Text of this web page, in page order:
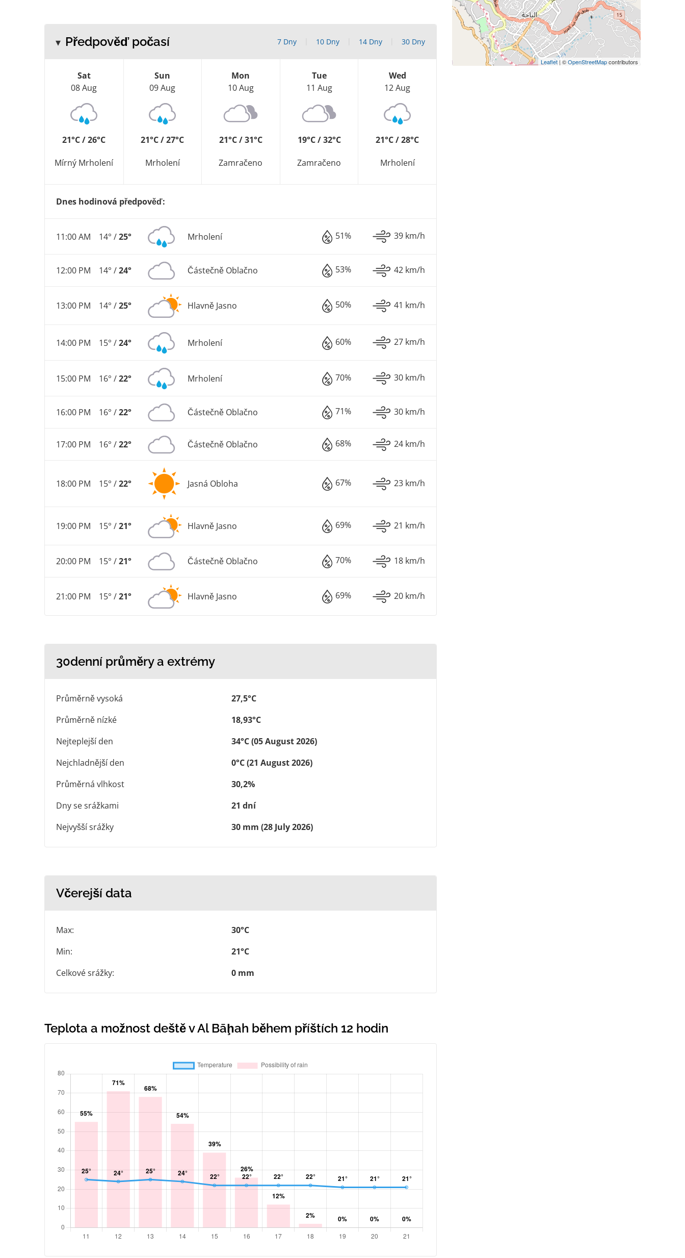
Předpověď počasí 7 Dny 10 Dny 14 Dny 30 Dny
Sat
08 Aug
21°C / 26°C
Mírný Mrholení
Sun
09 Aug
21°C / 27°C
Mrholení
Mon
10 Aug
21°C / 31°C
Zamračeno
Tue
11 Aug
19°C / 32°C
Zamračeno
Wed
12 Aug
21°C / 28°C
Mrholení
Dnes hodinová předpověď:
11:00 AM 14° /25° Mrholení 51% 39 km/h
12:00 PM 14° /24° Částečně Oblačno 53% 42 km/h
13:00 PM 14° /25° Hlavně Jasno 50% 41 km/h
14:00 PM 15° /24° Mrholení 60% 27 km/h
15:00 PM 16° /22° Mrholení 70% 30 km/h
16:00 PM 16° /22° Částečně Oblačno 71% 30 km/h
17:00 PM 16° /22° Částečně Oblačno 68% 24 km/h
18:00 PM 15° /22° Jasná Obloha 67% 23 km/h
19:00 PM 15° /21° Hlavně Jasno 69% 21 km/h
20:00 PM 15° /21° Částečně Oblačno 70% 18 km/h
21:00 PM 15° /21° Hlavně Jasno 69% 20 km/h
30denní průměry a extrémy
Průměrně vysoká
27,5°C
Průměrně nízké
18,93°C
Nejteplejší den
34°C (05 August 2026)
Nejchladnější den
0°C (21 August 2026)
Průměrná vlhkost
30,2%
Dny se srážkami
21 dní
Nejvyšší srážky
30 mm (28 July 2026)
Včerejší data
Max:
30°C
Min:
21°C
Celkové srážky:
0 mm
Teplota a možnost deště v Al Bāḩah během příštích 12 hodin
Leaflet| ©OpenStreetMapcontributors